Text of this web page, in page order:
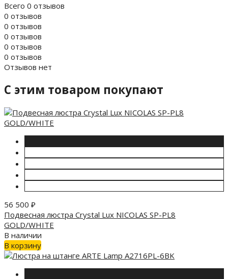
Всего 0 отзывов
0 отзывов
0 отзывов
0 отзывов
0 отзывов
0 отзывов
Отзывов нет
C этим товаром покупают
56 500 ₽
Подвесная люстра Crystal Lux NICOLAS SP-PL8
GOLD/WHITE
В наличии
В корзину